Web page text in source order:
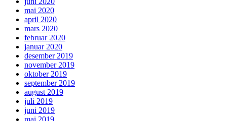
mai 2020
april 2020
mars 2020
februar 2020
januar 2020
desember 2019
november 2019
oktober 2019
september 2019
august 2019
juli 2019
juni 2019